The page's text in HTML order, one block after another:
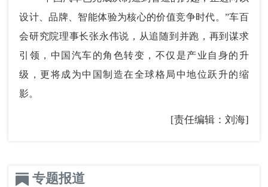
设计、品牌、智能体验为核心的价值竞争时代。”车百
会研究院理事长张永伟说，从追随到并跑，再到谋求
引领，中国汽车的角色转变，不仅是产业自身的升
级，更将成为中国制造在全球格局中地位跃升的缩
影。
[责任编辑：刘海]
专题报道